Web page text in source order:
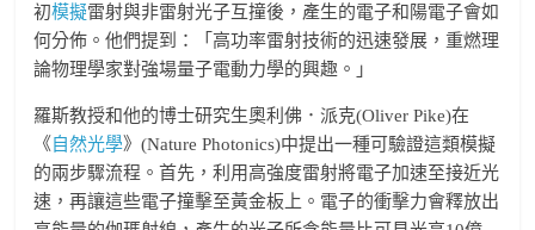
初模擬雷射與非雷射光子互撞後，產生的電子和陽電子會如
何分佈。他們提到：「高功率雷射技術的迅速發展，重燃理
論物理學家對強場量子電動力學的興趣。」
羅斯教授和他的博士研究生奧利佛．派克(Oliver Pike)在
《 自然光學》(Nature Photonics)中提出一種可驗證這類模擬
的兩步驟流程。首先，利用高強度雷射將電子加速至接近光
速，再讓這些電子撞擊至黃金板上。電子的衝擊力會釋放出